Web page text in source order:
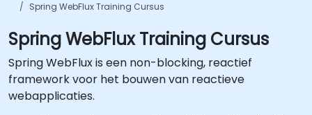
Spring WebFlux Training Cursus
Spring WebFlux Training Cursus
Spring WebFlux is een non-blocking, reactief
framework voor het bouwen van reactieve
webapplicaties.